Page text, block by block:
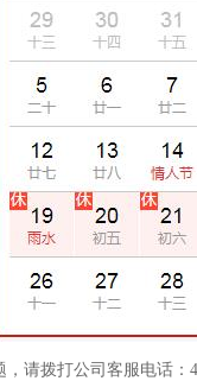
请拨打公司客服电话：